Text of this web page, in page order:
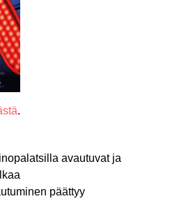
.
avautuvat ja
päättyy